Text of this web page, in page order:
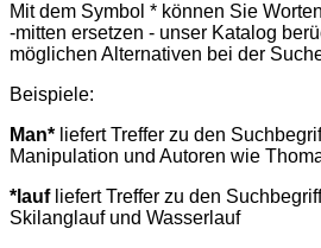
Mit dem Symbol * können Sie
-mitten ersetzen - unser Katalog
möglichen Alternativen bei der
Beispiele:
Man* liefert Treffer zu den
Manipulation und Autoren wie
*lauf liefert Treffer zu den
Skilanglauf und Wasserlauf